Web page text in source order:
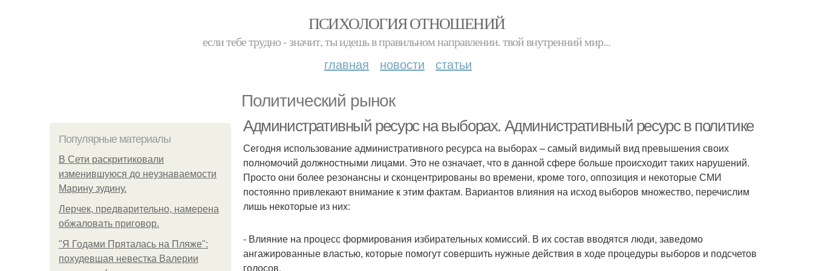
ПСИХОЛОГИЯ ОТНОШЕНИЙ
если тебе трудно - значит, ты идешь в правильном направлении. твой внутренний мир...
главная новости статьи
Политический рынок
Популярные материалы
В Сети раскритиковали
изменившуюся до неузнаваемости
Марину зудину.
Лерчек, предварительно, намерена
обжаловать приговор.
"Я Годами Пряталась на Пляже":
похудевшая невестка Валерии
Административный ресурс на выборах. Административный ресурс в политике
Сегодня использование административного ресурса на выборах – самый видимый вид превышения своих
полномочий должностными лицами. Это не означает, что в данной сфере больше происходит таких нарушений.
Просто они более резонансны и сконцентрированы во времени, кроме того, оппозиция и некоторые СМИ
постоянно привлекают внимание к этим фактам. Вариантов влияния на исход выборов множество, перечислим
лишь некоторые из них:
- Влияние на процесс формирования избирательных комиссий. В их состав вводятся люди, заведомо
ангажированные властью, которые помогут совершить нужные действия в ходе процедуры выборов и подсчетов
голосов.